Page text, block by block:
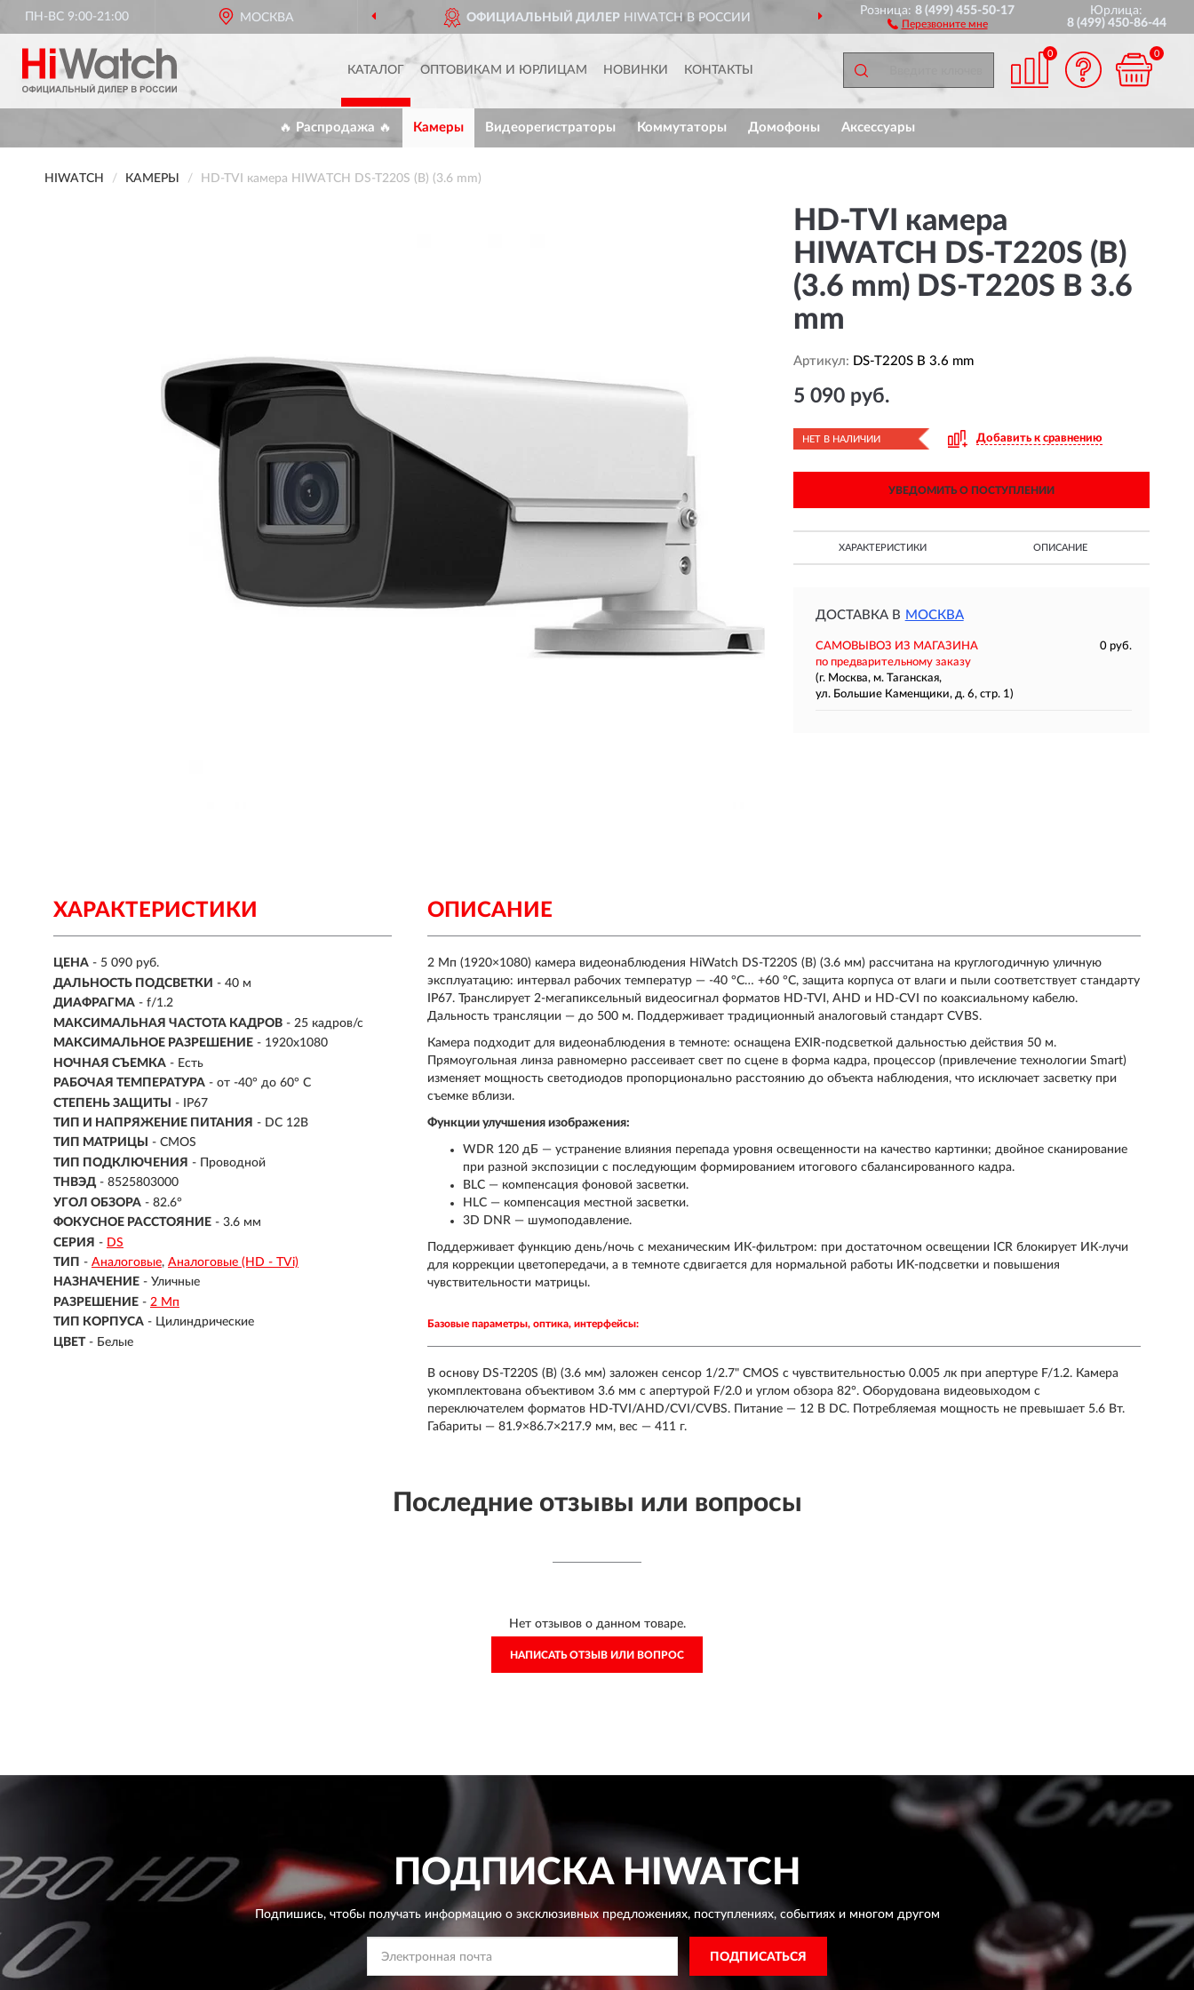
ПН-ВС 9:00-21:00 МОСКВА ОФИЦИАЛЬНЫЙ ДИЛЕРHIWATCH В РОССИИ ДОСТАВИМ ПО ВСЕЙ РОССИИ
Розница:8 (499) 455-50-17
Перезвоните мне
Юрлица:
8 (499) 450-86-44
КАТАЛОГ ОПТОВИКАМ И ЮРЛИЦАМ НОВИНКИ КОНТАКТЫ
0 0
🔥 Распродажа 🔥 Камеры Видеорегистраторы Коммутаторы Домофоны Аксессуары
HIWATCH КАМЕРЫ HD-TVI камера HIWATCH DS-T220S (B) (3.6 mm)
HD-TVI камера
HIWATCH DS-T220S (B)
(3.6 mm) DS-T220S B 3.6
mm
Артикул: DS-T220S B 3.6 mm
5 090 руб.
НЕТ В НАЛИЧИИ Добавить к сравнению
УВЕДОМИТЬ О ПОСТУПЛЕНИИ
ХАРАКТЕРИСТИКИ ОПИСАНИЕ
ДОСТАВКА В МОСКВА
САМОВЫВОЗ ИЗ МАГАЗИНА
0 руб.
по предварительному заказу
(г. Москва, м. Таганская,
ул. Большие Каменщики, д. 6, стр. 1)
ХАРАКТЕРИСТИКИ
ЦЕНА - 5 090 руб.
ДАЛЬНОСТЬ ПОДСВЕТКИ - 40 м
ДИАФРАГМА - f/1.2
МАКСИМАЛЬНАЯ ЧАСТОТА КАДРОВ - 25 кадров/с
МАКСИМАЛЬНОЕ РАЗРЕШЕНИЕ - 1920x1080
НОЧНАЯ СЪЕМКА - Есть
РАБОЧАЯ ТЕМПЕРАТУРА - от -40° до 60° C
СТЕПЕНЬ ЗАЩИТЫ
- IP67
ТИП И НАПРЯЖЕНИЕ ПИТАНИЯ - DC 12В
ТИП МАТРИЦЫ
- CMOS
ТИП ПОДКЛЮЧЕНИЯ - Проводной
ТНВЭД - 8525803000
УГОЛ ОБЗОРА - 82.6°
ФОКУСНОЕ РАССТОЯНИЕ - 3.6 мм
СЕРИЯ - DS
ТИП - Аналоговые Аналоговые (HD - TVi)
НАЗНАЧЕНИЕ - Уличные
РАЗРЕШЕНИЕ - 2 Мп
ТИП КОРПУСА - Цилиндрические
ЦВЕТ - Белые
ОПИСАНИЕ
2 Мп (1920×1080) камера видеонаблюдения HiWatch DS-T220S (B) (3.6 мм) рассчитана на круглогодичную уличную
эксплуатацию: интервал рабочих температур — -40 °C… +60 °C, защита корпуса от влаги и пыли соответствует стандарту
IP67. Транслирует 2-мегапиксельный видеосигнал форматов HD-TVI, AHD и HD-CVI по коаксиальному кабелю.
Дальность трансляции — до 500 м. Поддерживает традиционный аналоговый стандарт CVBS.
Камера подходит для видеонаблюдения в темноте: оснащена EXIR-подсветкой дальностью действия 50 м.
Прямоугольная линза равномерно рассеивает свет по сцене в форма кадра, процессор (привлечение технологии Smart)
изменяет мощность светодиодов пропорционально расстоянию до объекта наблюдения, что исключает засветку при
съемке вблизи.
Функции улучшения изображения:
WDR 120 дБ — устранение влияния перепада уровня освещенности на качество картинки; двойное сканирование
при разной экспозиции с последующим формированием итогового сбалансированного кадра.
BLC — компенсация фоновой засветки.
HLC — компенсация местной засветки.
3D DNR — шумоподавление.
Поддерживает функцию день/ночь с механическим ИК-фильтром: при достаточном освещении ICR блокирует ИК-лучи
для коррекции цветопередачи, а в темноте сдвигается для нормальной работы ИК-подсветки и повышения
чувствительности матрицы.
Базовые параметры, оптика, интерфейсы:
В основу DS-T220S (B) (3.6 мм) заложен сенсор 1/2.7" CMOS с чувствительностью 0.005 лк при апертуре F/1.2. Камера
укомплектована объективом 3.6 мм с апертурой F/2.0 и углом обзора 82°. Оборудована видеовыходом с
переключателем форматов HD-TVI/AHD/CVI/CVBS. Питание — 12 В DC. Потребляемая мощность не превышает 5.6 Вт.
Габариты — 81.9×86.7×217.9 мм, вес — 411 г.
Последние отзывы или вопросы
Нет отзывов о данном товаре.
НАПИСАТЬ ОТЗЫВ ИЛИ ВОПРОС
ПОДПИСКАHIWATCH
Подпишись, чтобы получать информацию о эксклюзивных предложениях,поступлениях, событиях и многом другом
ПОДПИСАТЬСЯ